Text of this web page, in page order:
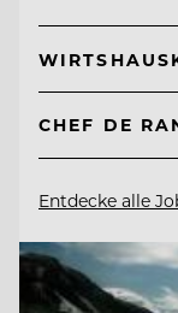
CHEF DE
Entdecke alle